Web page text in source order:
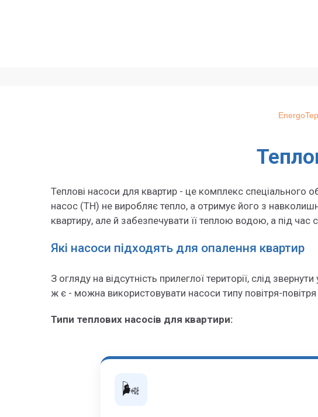
Теплові насоси для квартир - це комплекс спеціального
насос (ТН) не виробляє тепло, а отримує його з
квартиру, але й забезпечувати її теплою водою, а під
Які насоси підходять для опалення квартир
З огляду на відсутність прилеглої території, слід
ж є - можна використовувати насоси типу повітря-
Типи теплових насосів для квартири:
🌬️